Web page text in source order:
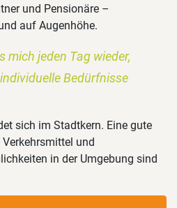
und Pensionäre –
auf Augenhöhe.
mich jeden Tag wieder,
Bedürfnisse
sich im Stadtkern. Eine gute
und
in der Umgebung sind